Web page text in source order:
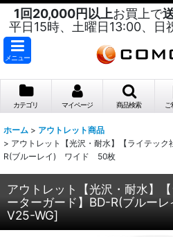
1回20,000円以上お買上で
平日15時、土曜日13:00、日
メニュー
カテゴリ マイページ 商品検索
ホーム > アウトレット商品
> アウトレット【光沢・耐水】【ライテッ
R(ブルーレイ) ワイド 50枚
アウトレット【光沢・耐水】
ーターガード】BD-R(ブル
V25-WG]